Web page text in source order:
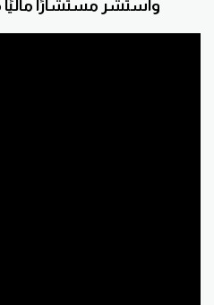
واستشر مستشارًا ماليًا